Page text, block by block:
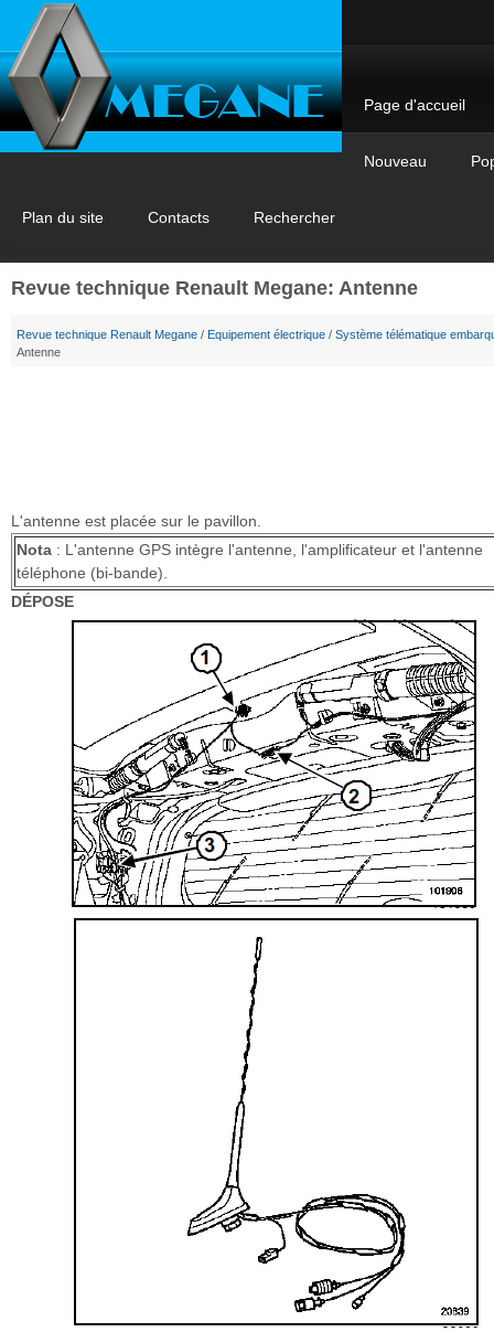
Page d'accueil
Nouveau
Plan du site Contacts Rechercher
Revue technique Renault Megane: Antenne
Revue technique Renault Megane / Equipement électrique / Système télématique
Antenne
L'antenne est placée sur le pavillon.
Nota : L'antenne GPS intègre l'antenne, l'amplificateur et l'antenne
téléphone (bi-bande).
DÉPOSE